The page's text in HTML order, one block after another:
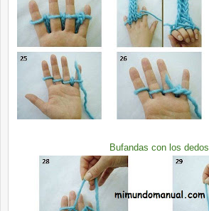
Bufandas con los dedos